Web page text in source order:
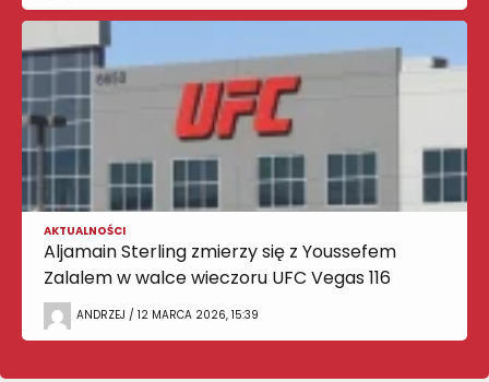
AKTUALNOŚCI
Aljamain Sterling zmierzy się z Youssefem
Zalalem w walce wieczoru UFC Vegas 116
ANDRZEJ / 12 MARCA 2026, 15:39